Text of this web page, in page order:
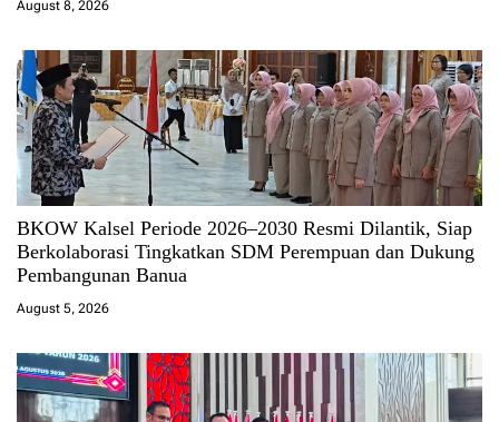
August 8, 2026
BKOW Kalsel Periode 2026–2030 Resmi Dilantik, Siap
Berkolaborasi Tingkatkan SDM Perempuan dan Dukung
Pembangunan Banua
August 5, 2026